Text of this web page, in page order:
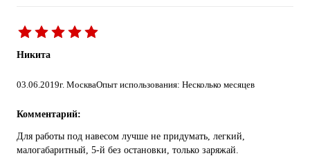
Никита
03.06.2019г. МоскваОпыт использования: Несколько месяцев
Комментарий:
Для работы под навесом лучше не придумать, легкий,
малогабаритный, 5-й без остановки, только заряжай.